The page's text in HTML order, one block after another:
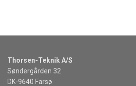
Thorsen-Teknik A/S
Søndergården 32
DK-9640 Farsø